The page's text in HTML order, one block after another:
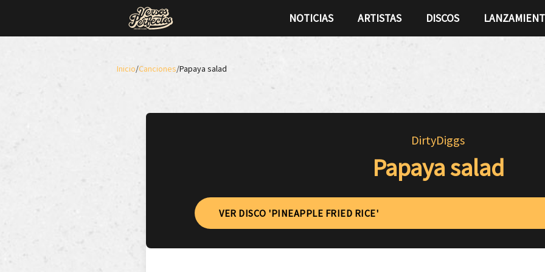
NOTICIAS ARTISTAS DISCOS
Inicio/Canciones/Papaya salad
DirtyDiggs
Papaya salad
VER DISCO 'PINEAPPLE FRIED RICE'